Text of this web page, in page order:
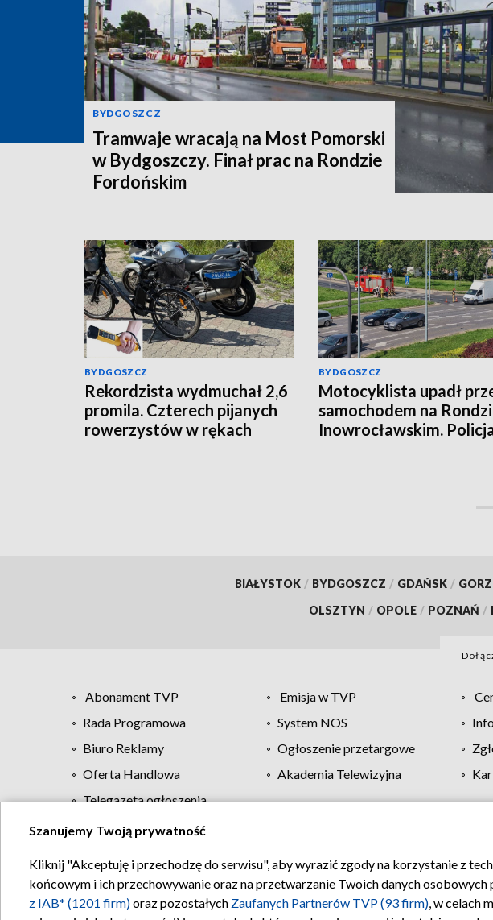
BYDGOSZCZ
Tramwaje wracają na Most Pomorski
w Bydgoszczy. Finał prac na Rondzie
Fordońskim
BYDGOSZCZ
Rekordzista wydmuchał 2,6
promila. Czterech pijanych
rowerzystów w rękach
BYDGOSZCZ
Motocyklista upadł
samochodem na
Inowrocławskim.
BIAŁYSTOK / BYDGOSZCZ / GDAŃSK /
OLSZTYN / OPOLE / POZNAŃ /
Abonament TVP Emisja w TVP
Rada Programowa
System NOS
Biuro Reklamy
Ogłoszenie przetargowe
Oferta Handlowa
Akademia Telewizyjna
Telegazeta ogłoszenia
Regulamin TVP Polityka prywatności
Szanujemy Twoją prywatność
Kliknij "Akceptuję i przechodzę do serwisu", aby wyrazić zgody na korzystanie z
końcowym i ich przechowywanie oraz na przetwarzanie Twoich danych
z IAB* (1201 firm)oraz pozostałych Zaufanych Partnerów TVP (93 firm), w celach